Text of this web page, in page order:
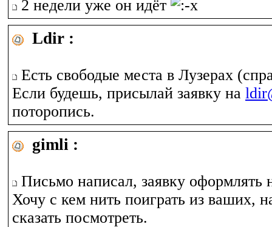
2 недели уже он идёт
Ldir :
Есть свободые места в Лузерах
Если будешь, присылай заявку на
поторопись.
gimli :
Письмо написал, заявку
Хочу с кем нить поиграть из ваших,
сказать посмотреть.